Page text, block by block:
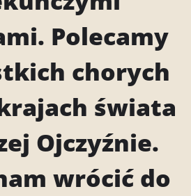
Polecamy
chorych
świata
Ojczyźnie.
wrócić do